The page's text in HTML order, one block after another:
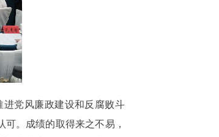
党风廉政建设和反腐败斗
。成绩的取得来之不易，